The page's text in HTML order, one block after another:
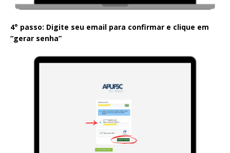
4° passo: Digite seu email para confirmar e clique em
“gerar senha”